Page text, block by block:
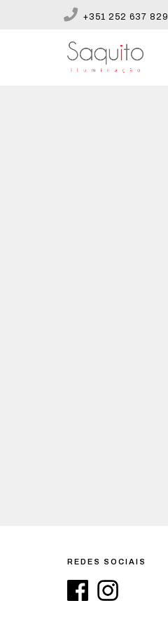
+351 252 637 829
REDES SOCIAIS